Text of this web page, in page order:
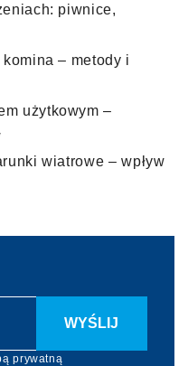
piwnice,
– metody i
użytkowym –
wiatrowe – wpływ
prywatną